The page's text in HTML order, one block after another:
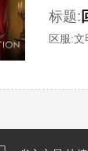
标题:
区服:文